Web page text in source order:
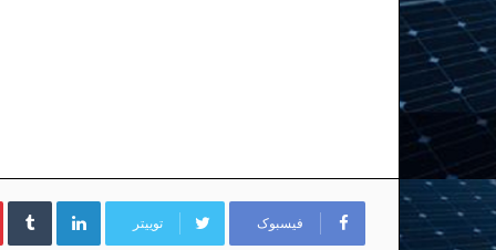
فیسبوک توییتر
لینکداین